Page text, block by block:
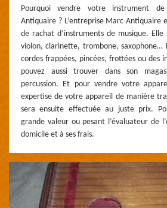
Pourquoi vendre votre instrument
Antiquaire ? L’entreprise Marc Antiquaire
de rachat d’instruments de musique.
violon, clarinette, trombone, saxophone…
cordes frappées, pincées, frottées ou des
pouvez aussi trouver dans son
percussion. Et pour vendre votre
expertise de votre appareil de manière
sera ensuite effectuée au juste prix.
grande valeur ou pesant l’évaluateur de
domicile et à ses frais.